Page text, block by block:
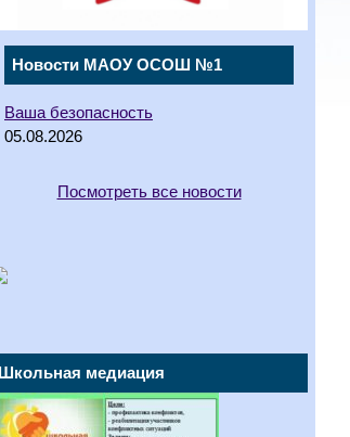
Новости МАОУ ОСОШ №1
Ваша безопасность
05.08.2026
Посмотреть все новости
Школьная медиация